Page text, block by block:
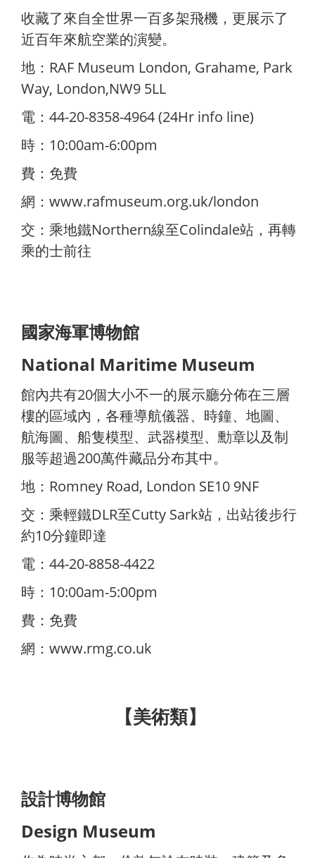
收藏了來自全世界一百多架飛機，更展示了
近百年來航空業的演變。
地：RAF Museum London, Grahame, Park
Way, London,NW9 5LL
電：44-20-8358-4964 (24Hr info line)
時：10:00am-6:00pm
費：免費
網： www.rafmuseum.org.uk/london
交：乘地鐵Northern線至Colindale站，再轉
乘的士前往
國家海軍博物館
National Maritime Museum
館內共有20個大小不一的展示廳分佈在三層
樓的區域內，各種導航儀器、時鐘、地圖、
航海圖、船隻模型、武器模型、勳章以及制
服等超過200萬件藏品分布其中。
地：Romney Road, London SE10 9NF
交：乘輕鐵DLR至Cutty Sark站，出站後步行
約10分鐘即達
電：44-20-8858-4422
時：10:00am-5:00pm
費：免費
網： www.rmg.co.uk
【美術類】
設計博物館
Design Museum